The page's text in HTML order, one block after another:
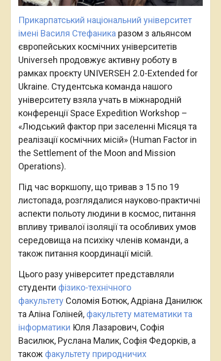
Прикарпатський національний університет
імені Василя Стефаника разом з альянсом
європейських космічних університетів
Universeh продовжує активну роботу в
рамках проєкту UNIVERSEH 2.0-Extended for
Ukraine. Студентська команда нашого
університету взяла учать в міжнародній
конференції Space Expedition Workshop –
«Людський фактор при заселенні Місяця та
реалізації космічних місій» (Human Factor in
the Settlement of the Moon and Mission
Operations).
Під час воркшопу, що тривав з 15 по 19
листопада, розглядалися науково-практичні
аспекти польоту людини в космос, питання
впливу тривалої ізоляції та особливих умов
середовища на психіку членів команди, а
також питання координації місій.
Цього разу університет представляли
студенти фізико-технічного
факультету Соломія Ботюк, Адріана Данилюк
та Аліна Голіней, факультету математики та
інформатики Юля Лазарович, Софія
Василюк, Руслана Малик, Софія Федорків, а
також факультету природничих